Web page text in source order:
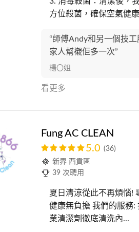
方位殺菌，確保空氣健
“師傅Andy和另一個技
家人幫襯佢多一次”
楊〇姐
看更多
Fung AC CLEAN
5.0 (36)
新界 西貢區
39 次聘用
夏日清涼從此不再煩惱!
健康無負擔 我們的服務:
業清潔劑徹底清洗內...